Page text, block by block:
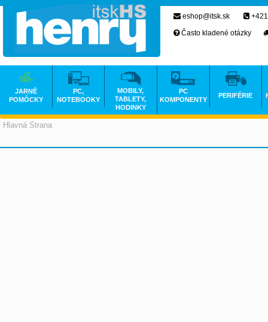
Hlavná Strana
eshop@itsk.sk
Často kladené otázky
JARNÉ
POMÔCKY
PC,
NOTEBOOKY
MOBILY,
TABLETY,
HODINKY
PC
KOMPONENTY
PERIFÉRIE